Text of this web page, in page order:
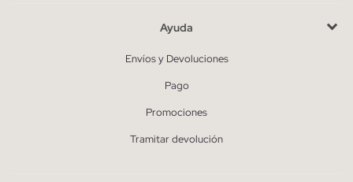
Ayuda
Envíos y Devoluciones
Pago
Promociones
Tramitar devolución